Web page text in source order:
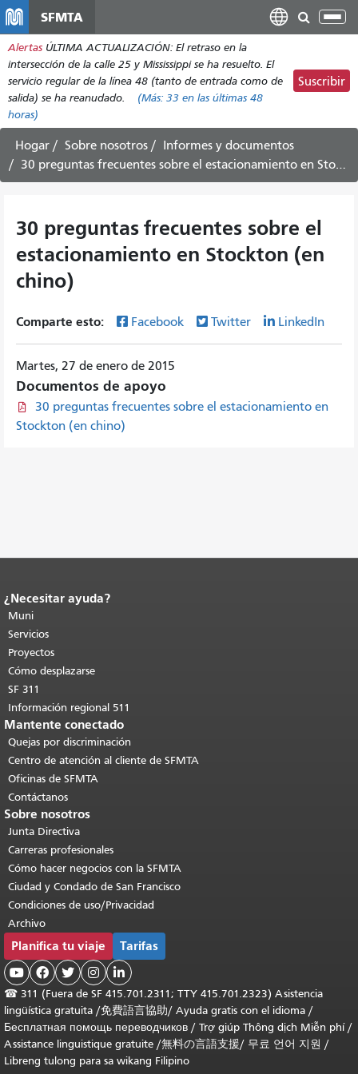
contenido
principal
SFMTA
Alertas ÚLTIMA ACTUALIZACIÓN: El retraso en la
intersección de la calle 25 y Mississippi se ha resuelto. El
servicio regular de la línea 48 (tanto de entrada como de
salida) se ha reanudado.
(Más: 33 en las últimas 48
horas)
Suscribir
Hogar Sobre nosotros
Informes y documentos
30 preguntas frecuentes sobre el estacionamiento en Stockton (en chino)
30 preguntas frecuentes sobre el
estacionamiento en Stockton (en
chino)
Comparte esto: Facebook Twitter LinkedIn
Martes, 27 de enero de 2015
Documentos de apoyo
30 preguntas frecuentes sobre el estacionamiento en
Stockton (en chino)
Fin del contenido de la página.
de esta página se repite en todas las
páginas.Volver al principio del
contenido principal
¿Necesitar ayuda?
Muni
Servicios
Proyectos
Cómo desplazarse
SF 311
Información regional 511
Mantente conectado
Quejas por discriminación
Centro de atención al cliente de SFMTA
Oficinas de SFMTA
Contáctanos
Sobre nosotros
Junta Directiva
Carreras profesionales
Cómo hacer negocios con la SFMTA
Ciudad y Condado de San Francisco
Condiciones de uso/Privacidad
Archivo
Planifica tu viaje Tarifas
    
☎ 311 (Fuera de SF 415.701.2311; TTY 415.701.2323) Asistencia
lingüística gratuita /免費語言協助/ Ayuda gratis con el idioma /
Бесплатная помощь переводчиков / Trợ giúp Thông dịch Miễn phí/
Assistance linguistique gratuite /無料の言語支援/ 무료 언어 지원 /
Libreng tulong para sa wikang Filipino